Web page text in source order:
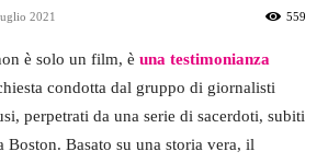
2021 559
è solo un film, è una testimonianza
condotta dal gruppo di giornalisti
perpetrati da una serie di sacerdoti, subiti
Boston. Basato su una storia vera, il